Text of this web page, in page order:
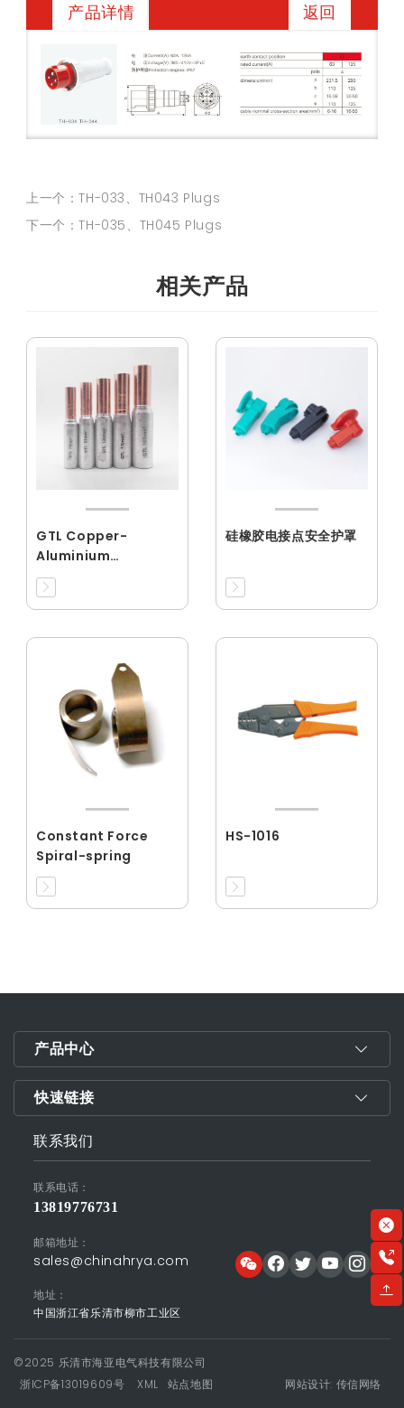
产品详情 返回
上一个：TH-033、TH043 Plugs
下一个：TH-035、TH045 Plugs
相关产品
GTL Copper-
Aluminium
Connecting Tube
硅橡胶电接点安全护罩
Constant Force
Spiral-spring
HS-1016
产品中心
快速链接
联系我们
联系电话：
13819776731
邮箱地址：
sales@chinahrya.com
地址：
中国浙江省乐清市柳市工业区
©2025 乐清市海亚电气科技有限公司
浙ICP备13019609号
XML 站点地图 网站设计: 传信网络